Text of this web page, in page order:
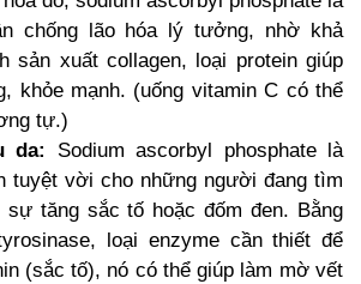
chống lão hóa lý tưởng, nhờ khả
sản xuất collagen, loại protein giúp
khỏe mạnh. (uống vitamin C có thể
tự.)
da: Sodium ascorbyl phosphate là
tuyệt vời cho những người đang tìm
sự tăng sắc tố hoặc đốm đen. Bằng
loại enzyme cần thiết để
(sắc tố), nó có thể giúp làm mờ vết